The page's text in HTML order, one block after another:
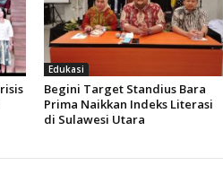
Edukasi
Begini Target Standius Bara
Prima Naikkan Indeks Literasi
di Sulawesi Utara